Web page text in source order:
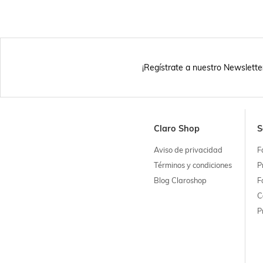
¡Regístrate a nuestro
Claro Shop
Aviso de privacidad
Términos y condiciones
Blog Claroshop